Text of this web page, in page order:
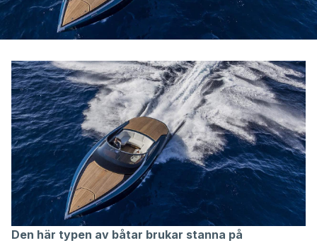
Den här typen av båtar brukar stanna på